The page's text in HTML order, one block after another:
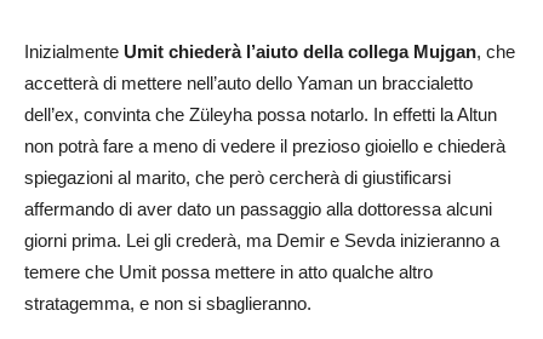
Inizialmente Umit chiederà l’aiuto della collega Mujgan, che
accetterà di mettere nell’auto dello Yaman un braccialetto
dell’ex, convinta che Züleyha possa notarlo. In effetti la Altun
non potrà fare a meno di vedere il prezioso gioiello e chiederà
spiegazioni al marito, che però cercherà di giustificarsi
affermando di aver dato un passaggio alla dottoressa alcuni
giorni prima. Lei gli crederà, ma Demir e Sevda inizieranno a
temere che Umit possa mettere in atto qualche altro
stratagemma, e non si sbaglieranno.